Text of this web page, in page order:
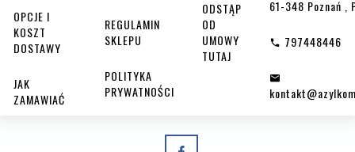
OPCJE I
KOSZT
DOSTAWY
JAK
ZAMAWIAĆ
REGULAMIN
SKLEPU
POLITYKA
PRYWATNOŚCI
ODSTĄP
OD
UMOWY
TUTAJ
61-348 Poznań
797448446